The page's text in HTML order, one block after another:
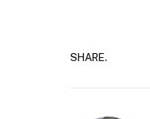
SHARE.